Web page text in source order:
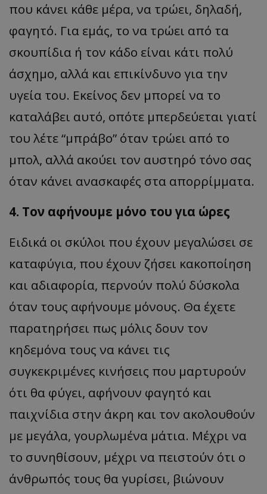
που κάνει κάθε μέρα, να τρώει, δηλαδή,
φαγητό. Για εμάς, το να τρώει από τα
σκουπίδια ή τον κάδο είναι κάτι πολύ
άσχημο, αλλά και επικίνδυνο για την
υγεία του. Εκείνος δεν μπορεί να το
καταλάβει αυτό, οπότε μπερδεύεται γιατί
του λέτε “μπράβο” όταν τρώει από το
μπολ, αλλά ακούει τον αυστηρό τόνο σας
όταν κάνει ανασκαφές στα απορρίμματα.
4. Τον αφήνουμε μόνο του για ώρες
Ειδικά οι σκύλοι που έχουν μεγαλώσει σε
καταφύγια, που έχουν ζήσει κακοποίηση
και αδιαφορία, περνούν πολύ δύσκολα
όταν τους αφήνουμε μόνους. Θα έχετε
παρατηρήσει πως μόλις δουν τον
κηδεμόνα τους να κάνει τις
συγκεκριμένες κινήσεις που μαρτυρούν
ότι θα φύγει, αφήνουν φαγητό και
παιχνίδια στην άκρη και τον ακολουθούν
με μεγάλα, γουρλωμένα μάτια. Μέχρι να
το συνηθίσουν, μέχρι να πειστούν ότι ο
άνθρωπός τους θα γυρίσει, βιώνουν